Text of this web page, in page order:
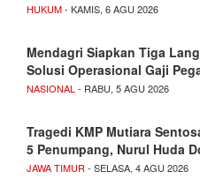
HUKUM- KAMIS, 6 AGU 2026
Mendagri Siapkan Tiga
Solusi Operasional Gaji
NASIONAL - RABU, 5 AGU 2026
Tragedi KMP Mutiara
5 Penumpang, Nurul Huda
JAWA TIMUR - SELASA, 4 AGU 2026